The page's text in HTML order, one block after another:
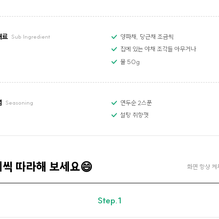
료 Sub Ingredient
양파채, 당근채 조금씩
집에 있는 야채 조각들 아무거나
물 50g
Seasoning
연두순 2스푼
설탕 취향껏
따라해 보세요😄 화면 항상 켜
Step.1